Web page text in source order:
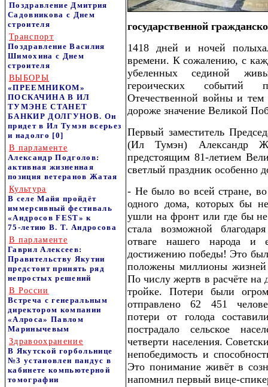
Поздравление Дмитрия
Садовникова с Днем
строителя
Транспорт
Поздравление Василия
Шимохина с Днем
строителя
ВЫБОРЫ
«ПРЕЕМНИКОМ»
ПОСКАЧИНА В ИЛ
ТУМЭНЕ СТАНЕТ
БАНКИР ДОЛГУНОВ. Он
придет в Ил Тумэн всерьез
и надолго [0]
В парламенте
Александр Подголов:
активная жизненная
позиция ветеранов Жатая
Культура
В селе Майя пройдёт
иммерсивный фестиваль
«Андросов FEST» к
75‑летию В. Т. Андросова
В парламенте
Гаврил Алексеев:
Правительству Якутии
предстоит принять ряд
непростых решений
В России
Встреча с генеральным
директором компании
«Алроса» Павлом
Маринычевым
Здравоохранение
В Якутской горбольнице
№3 установлен пандус в
кабинете компьютерной
томографии
государственной
1418 дней и ночей
времени. К сожалению, с
убеленных сединой
героических событий
Отечественной войны и
дороже значение Великой
Первый заместитель
(Ил Тумэн) Александр
предстоящим 81-летием
светлый праздник особенно
- Не было во всей стране,
одного дома, которых бы
ушли на фронт или где бы
стала возможной
отваге нашего народа и
достижению победы! Это
положены миллионы
По числу жертв в расчёте
тройке. Потери были
отправлено 62 451
потери от голода
пострадало сельское
четверти населения.
непобедимость и
Это понимание живёт в
напомнил первый вице-